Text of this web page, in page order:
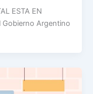
ESTA EN
Gobierno Argentino